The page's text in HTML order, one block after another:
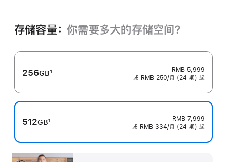
色
色
存储容量： 你需要多大的存储空⁠间？
256GB
注
1
RMB 5,999
或 RMB 250/月 (24 期) 起
512GB
注
1
RMB 7,999
或 RMB 334/月 (24 期) 起